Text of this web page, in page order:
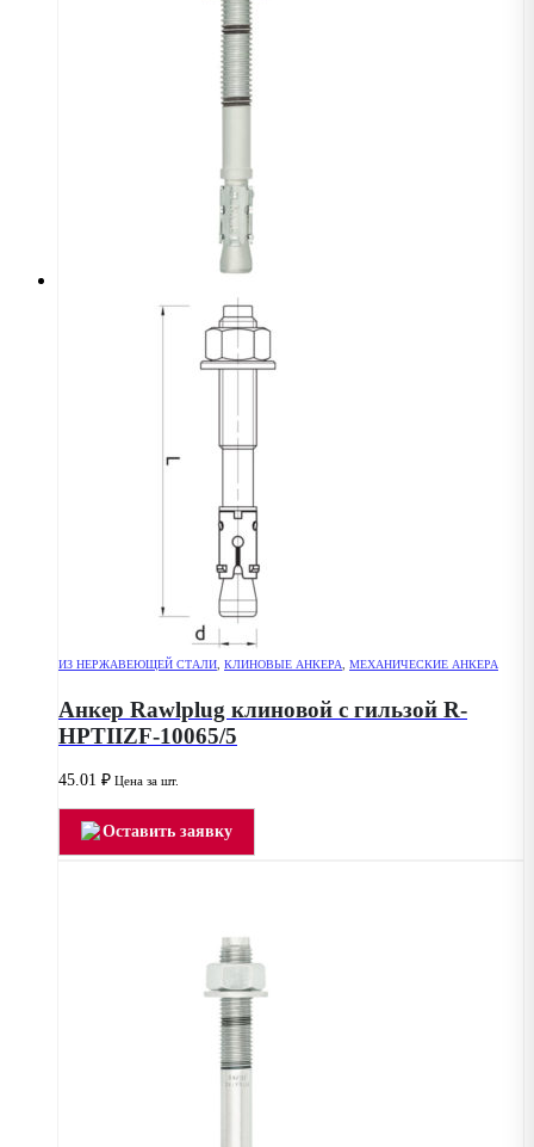
ИЗ НЕРЖАВЕЮЩЕЙ СТАЛИ, КЛИНОВЫЕ АНКЕРА, МЕХАНИЧЕСКИЕ АНКЕРА
Анкер Rawlplug клиновой с гильзой R-
HPTIIZF-10065/5
45.01 ₽ Цена за шт.
Оставить заявку